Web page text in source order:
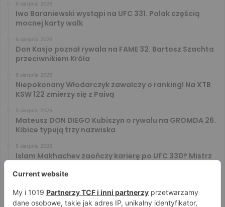
6 sierpnia 2026
Iwo Baraniewski wystąpi na UFC 331. Polak częścią
mocnej karty walk
6 sierpnia 2026
Don Kasjo poznał rywala na FAME 32. Bartosz Szachta
przeciwnikiem Króla
6 sierpnia 2026
Niepokonany Włodarczyk zawalczy o ranking! Na XTB
KSW 122 zmierzy się z Paivą
5 sierpnia 2026
Mateusz DON DIEGO Kubiszyn o rywalu na GROMDA 26.
Kibice typują trzy nazwiska
5 sierpnia 2026
Islam Makhachev zaończy karierę po UFC 330? Mistrz
Tańcula nie gryzł się w język. Wymowna sugestia o
zachowaniu Jacka Murańskiego [VIDEO]